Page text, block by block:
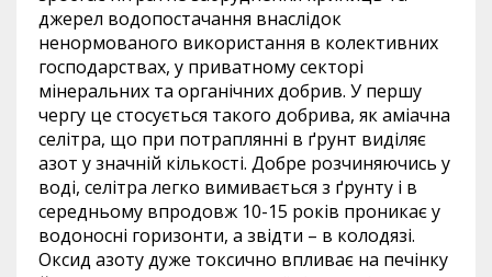
джерел водопостачання внаслідок
ненормованого використання в колективних
господарствах, у приватному секторі
мінеральних та органічних добрив. У першу
чергу це стосується такого добрива, як аміачна
селітра, що при потраплянні в ґрунт виділяє
азот у значній кількості. Добре розчиняючись у
воді, селітра легко вимивається з ґрунту і в
середньому впродовж 10-15 років проникає у
водоносні горизонти, а звідти – в колодязі.
Оксид азоту дуже токсично впливає на печінку